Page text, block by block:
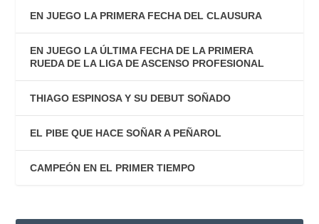
EN JUEGO LA PRIMERA FECHA DEL CLAUSURA
EN JUEGO LA ÚLTIMA FECHA DE LA PRIMERA
RUEDA DE LA LIGA DE ASCENSO PROFESIONAL
THIAGO ESPINOSA Y SU DEBUT SOÑADO
EL PIBE QUE HACE SOÑAR A PEÑAROL
CAMPEÓN EN EL PRIMER TIEMPO